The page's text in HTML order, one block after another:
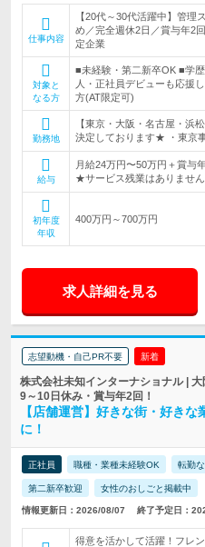
仕事内容
【20代～30代活躍中】管
め／完全週休2日／賞与年2
定企業
対象と
なる方
■未経験・第二新卒OK ■学
人・正社員デビューも応援
方(AT限定可)
勤務地
【東京・大阪・名古屋・浜
決定しております★ ・東京
給与
月給24万円〜50万円＋賞
★サービス残業はありませ
初年度
年収
400万円～700万円
求人詳細を見る
志望動機・自己PR不要 新着
株式会社未知インターナショナル |
9～10日休み・賞与年2回！
【店舗運営】好きな街・好き
に！
正社員 職種・業種未経験OK 転勤な
第二新卒歓迎 女性のおしごと掲載中
情報更新日：2026/08/07 終了予定日：
得意を活かして活躍！フレ